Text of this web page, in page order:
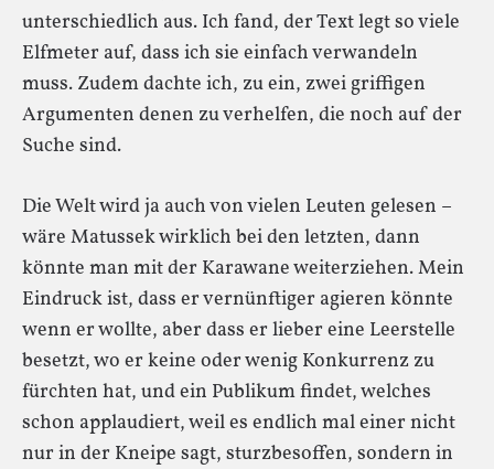
unterschiedlich aus. Ich fand, der Text legt so viele
Elfmeter auf, dass ich sie einfach verwandeln
muss. Zudem dachte ich, zu ein, zwei griffigen
Argumenten denen zu verhelfen, die noch auf der
Suche sind.
Die Welt wird ja auch von vielen Leuten gelesen –
wäre Matussek wirklich bei den letzten, dann
könnte man mit der Karawane weiterziehen. Mein
Eindruck ist, dass er vernünftiger agieren könnte
wenn er wollte, aber dass er lieber eine Leerstelle
besetzt, wo er keine oder wenig Konkurrenz zu
fürchten hat, und ein Publikum findet, welches
schon applaudiert, weil es endlich mal einer nicht
nur in der Kneipe sagt, sturzbesoffen, sondern in